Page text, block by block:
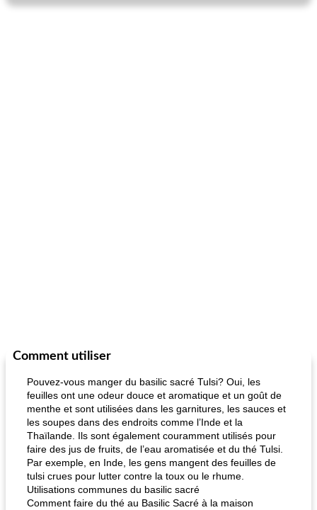
Comment utiliser
Pouvez-vous manger du basilic sacré Tulsi? Oui, les
feuilles ont une odeur douce et aromatique et un goût de
menthe et sont utilisées dans les garnitures, les sauces et
les soupes dans des endroits comme l’Inde et la
Thaïlande. Ils sont également couramment utilisés pour
faire des jus de fruits, de l’eau aromatisée et du thé Tulsi.
Par exemple, en Inde, les gens mangent des feuilles de
tulsi crues pour lutter contre la toux ou le rhume.
Utilisations communes du basilic sacré
Comment faire du thé au Basilic Sacré à la maison